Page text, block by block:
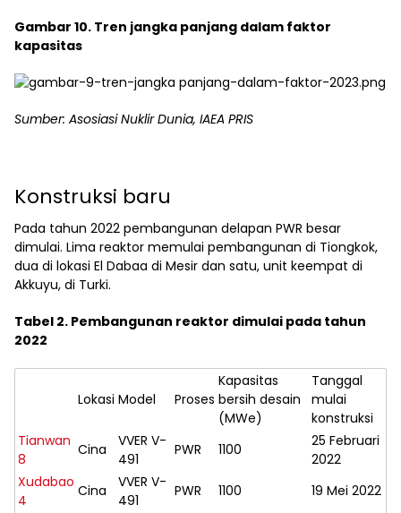
Gambar 10. Tren jangka panjang dalam faktor
kapasitas
Sumber: Asosiasi Nuklir Dunia, IAEA PRIS
Konstruksi baru
Pada tahun 2022 pembangunan delapan PWR besar
dimulai. Lima reaktor memulai pembangunan di Tiongkok,
dua di lokasi El Dabaa di Mesir dan satu, unit keempat di
Akkuyu, di Turki.
Tabel 2. Pembangunan reaktor dimulai pada tahun
2022
Lokasi Model Proses
Kapasitas
bersih desain
(MWe)
Tanggal
mulai
konstruksi
Tianwan
8
Cina
VVER V-
491
PWR 1100
25 Februari
2022
Xudabao
4
Cina
VVER V-
491
PWR 1100
19 Mei 2022